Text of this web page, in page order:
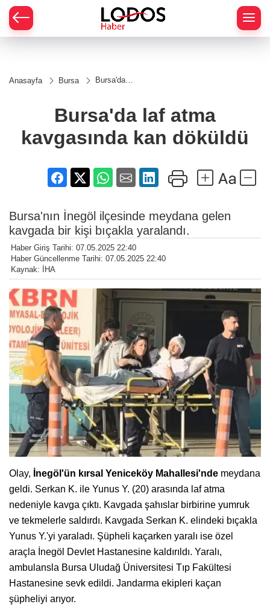
Anasayfa Bursa
Bursa'da
döküldü
Bursa'da laf atma
kavgasında kan döküldü
Bursa'nın İnegöl ilçesinde meydana gelen
kavgada bir kişi bıçakla yaralandı.
Haber Giriş Tarihi: 07.05.2025 22:40
Haber Güncellenme Tarihi: 07.05.2025 22:40
Kaynak: İHA
Olay, İnegöl'ün kırsal Yeniceköy Mahallesi'nde meydana
geldi. Serkan K. ile Yunus Y. (20) arasında laf atma
nedeniyle kavga çıktı. Kavgada şahıslar birbirine yumruk
ve tekmelerle saldırdı. Kavgada Serkan K. elindeki bıçakla
Yunus Y.'yi yaraladı. Şüpheli kaçarken yaralı ise özel
araçla İnegöl Devlet Hastanesine kaldırıldı. Yaralı,
ambulansla Bursa Uludağ Üniversitesi Tıp Fakültesi
Hastanesine sevk edildi. Jandarma ekipleri kaçan
şüpheliyi arıyor.